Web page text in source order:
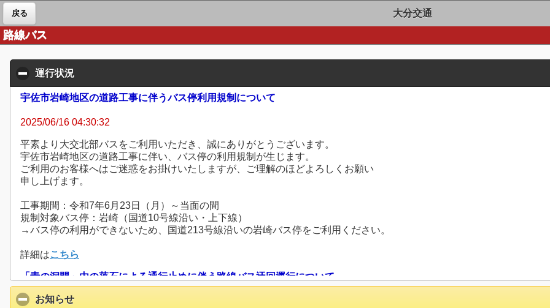
戻る 大分交通
路線バス
運行状況
宇佐市岩崎地区の道路工事に伴うバス停利用規制について
2025/06/16 04:30:32
平素より大交北部バスをご利用いただき、誠にありがとうございます。
宇佐市岩崎地区の道路工事に伴い、バス停の利用規制が生じます。
ご利用のお客様へはご迷惑をお掛けいたしますが、ご理解のほどよろしくお願い
申し上げます。
工事期間：令和7年6月23日（月）～当面の間
規制対象バス停：岩崎（国道10号線沿い・上下線）
→バス停の利用ができないため、国道213号線沿いの岩崎バス停をご利用ください。
詳細はこちら
「青の洞門」内の落石による通行止めに伴う路線バス迂回運行について
2025/02/03 08:53:00
お知らせ